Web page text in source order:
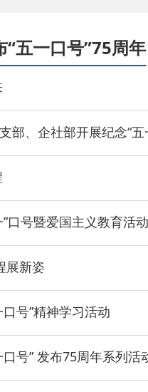
五一口号”75周年
部、企社部开展纪念“
口号暨爱国主义教育活动
展新姿
号”精神学习活动
号” 发布75周年系列活